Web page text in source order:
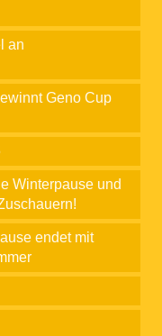
an
Geno Cup
Winterpause und
endet mit